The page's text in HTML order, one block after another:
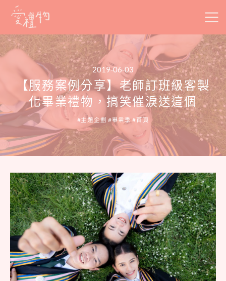
Skip
content
2019-06-03
【服務案例分享】老師訂班級客製
化畢業禮物，搞笑催淚送這個
主題企劃 畢業季 首頁